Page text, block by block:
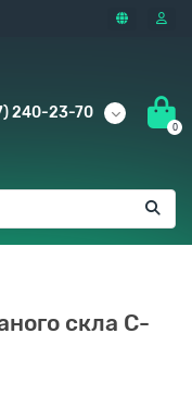
240-23-70
0
скла C-